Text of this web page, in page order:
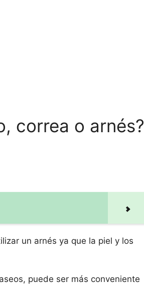
correa o arnés?
un arnés ya que la piel y los
puede ser más conveniente